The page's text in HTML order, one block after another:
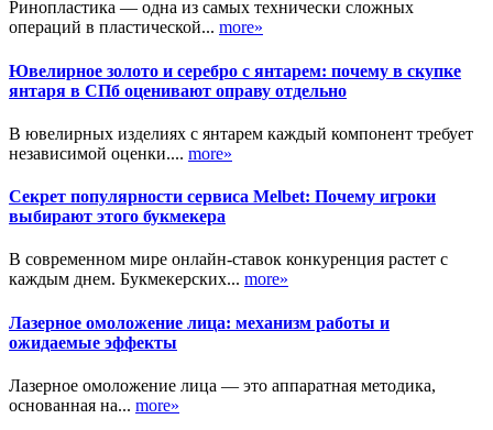
Ринопластика — одна из самых технически сложных
операций в пластической... more»
Ювелирное золото и серебро с янтарем: почему в скупке
янтаря в СПб оценивают оправу отдельно
В ювелирных изделиях с янтарем каждый компонент требует
независимой оценки.... more»
Секрет популярности сервиса Melbet: Почему игроки
выбирают этого букмекера
В современном мире онлайн-ставок конкуренция растет с
каждым днем. Букмекерских... more»
Лазерное омоложение лица: механизм работы и
ожидаемые эффекты
Лазерное омоложение лица — это аппаратная методика,
основанная на... more»